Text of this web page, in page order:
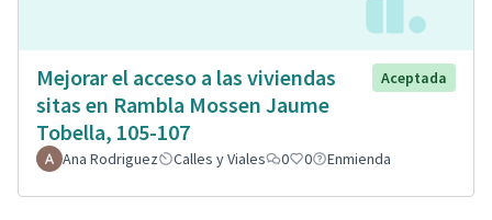
Mejorar el acceso a las viviendas
sitas en Rambla Mossen Jaume
Tobella, 105-107
Aceptada
Ana Rodriguez Calles y Viales 0 0 Enmienda